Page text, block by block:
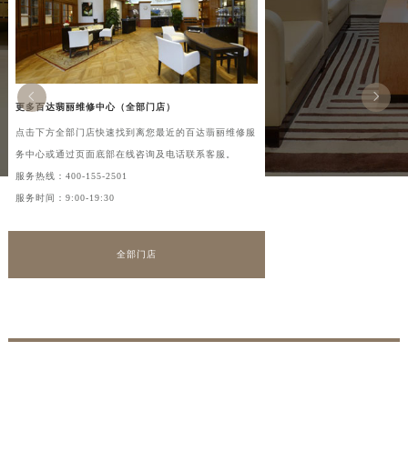
更多百达翡丽维修中心（全部门店）
点击下方全部门店快速找到离您最近的百达翡丽维修服
务中心或通过页面底部在线咨询及电话联系客服。
服务热线： 400-155-2501
服务时间：9:00-19:30
全部门店

